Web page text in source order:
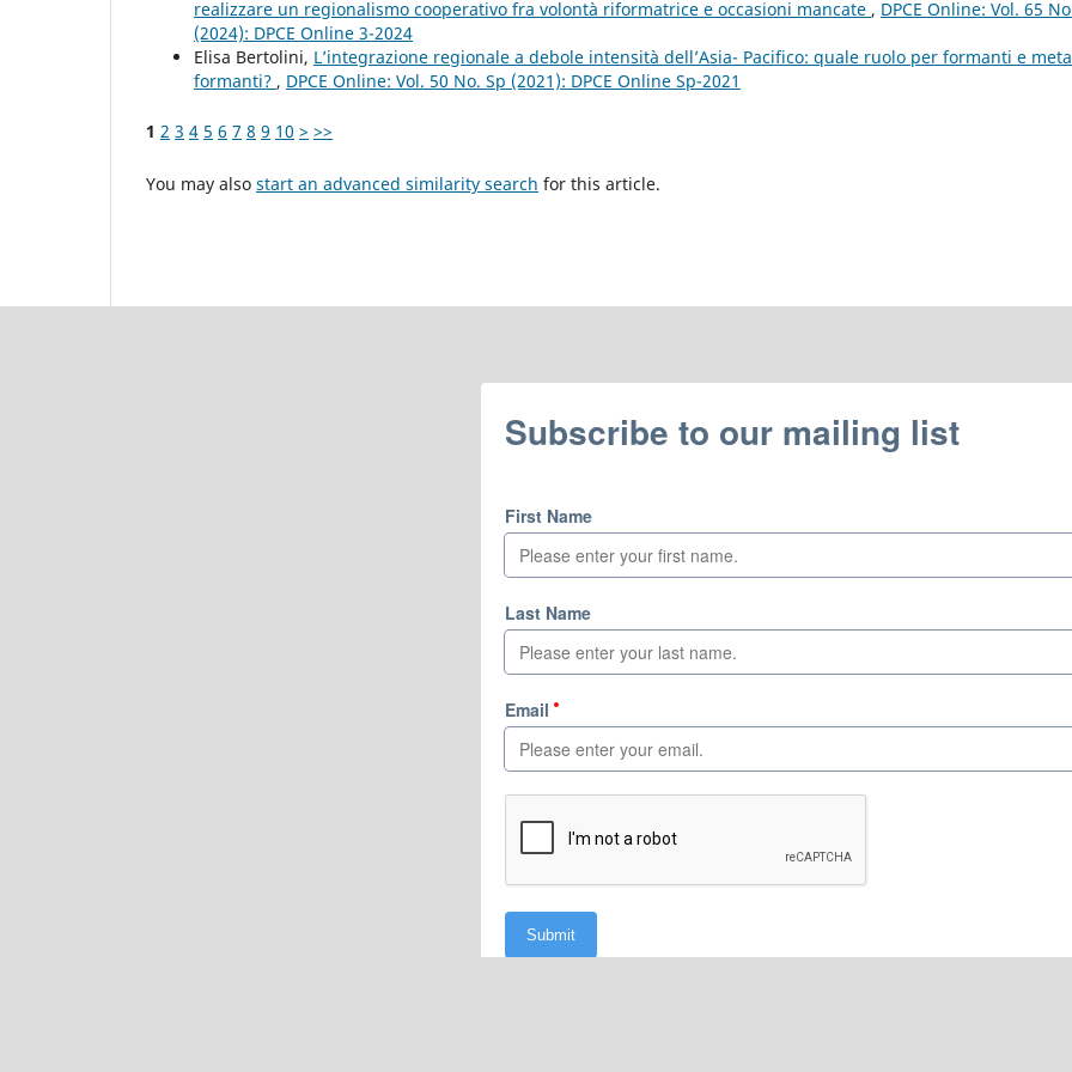
realizzare un regionalismo cooperativo fra volontà riformatrice e occasioni mancate , DPCE Online: Vol. 65
(2024): DPCE Online 3-2024
Elisa Bertolini, L’integrazione regionale a debole intensità dell’Asia- Pacifico: quale ruolo per formanti e
formanti? , DPCE Online: Vol. 50 No. Sp (2021): DPCE Online Sp-2021
1 2 3 4 5 6 7 8 9 10 > >>
You may also start an advanced similarity search for this article.